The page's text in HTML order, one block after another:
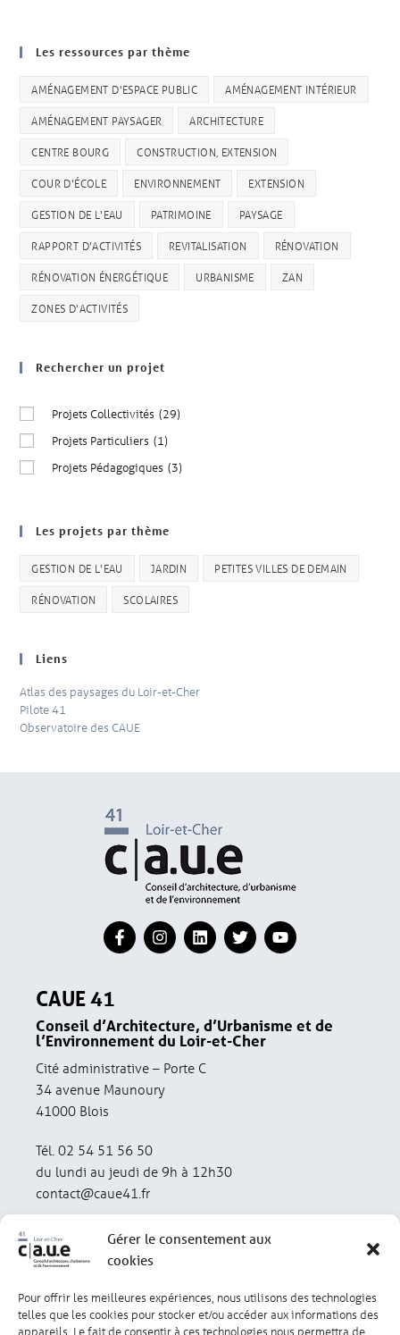
Gérer le consentement aux
cookies
Pour offrir les meilleures expériences, nous utilisons des technologies
telles que les cookies pour stocker et/ou accéder aux informations des
appareils. Le fait de consentir à ces technologies nous permettra de
Les ressources par thème
AMÉNAGEMENT D'ESPACE PUBLIC AMÉNAGEMENT INTÉRIEUR
AMÉNAGEMENT PAYSAGER ARCHITECTURE
CENTRE BOURG CONSTRUCTION, EXTENSION
COUR D'ÉCOLE ENVIRONNEMENT EXTENSION
GESTION DE L'EAU PATRIMOINE PAYSAGE
RAPPORT D'ACTIVITÉS REVITALISATION RÉNOVATION
RÉNOVATION ÉNERGÉTIQUE URBANISME ZAN
ZONES D'ACTIVITÉS
Rechercher un projet
Projets Collectivités (29)
Projets Particuliers (1)
Projets Pédagogiques (3)
Les projets par thème
GESTION DE L'EAU JARDIN PETITES VILLES DE DEMAIN
RÉNOVATION SCOLAIRES
Liens
Atlas des paysages du Loir-et-Cher
Pilote 41
Observatoire des CAUE
CAUE 41
Conseil d’Architecture, d’Urbanisme et de
l’Environnement du Loir-et-Cher
Cité administrative – Porte C
34 avenue Maunoury
41000 Blois
Tél. 02 54 51 56 50
du lundi au jeudi de 9h à 12h30
contact@caue41.fr
Mentions légales Politique de confidentialité